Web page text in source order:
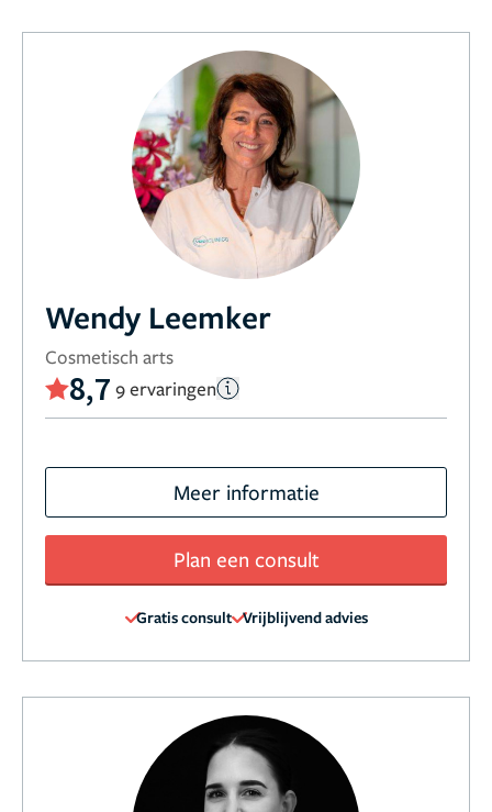
Wendy Leemker
Cosmetisch arts
8,7 9 ervaringen
Meer informatie
Plan een consult
Gratis consult Vrijblijvend advies